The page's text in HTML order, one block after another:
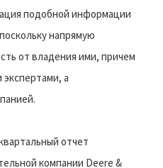
подобной информации
напрямую
от владения ими, причем
а
отчет
компании Deere &